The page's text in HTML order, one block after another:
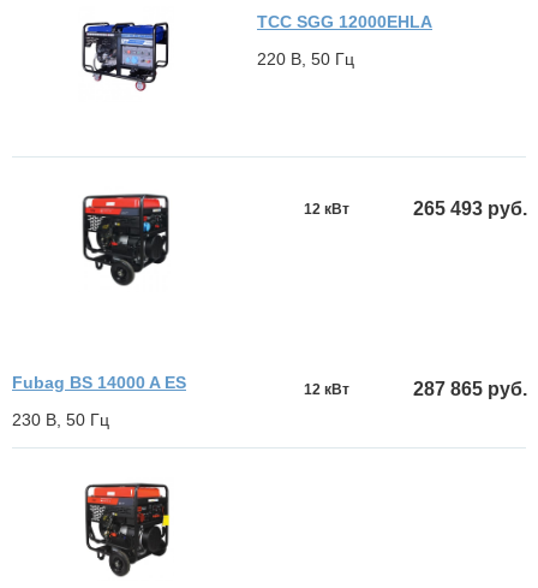
ТСС SGG 12000EHLA
220 В, 50 Гц
265 493 руб.
12 кВт
Fubag BS 14000 A ES
230 В, 50 Гц
287 865 руб.
12 кВт